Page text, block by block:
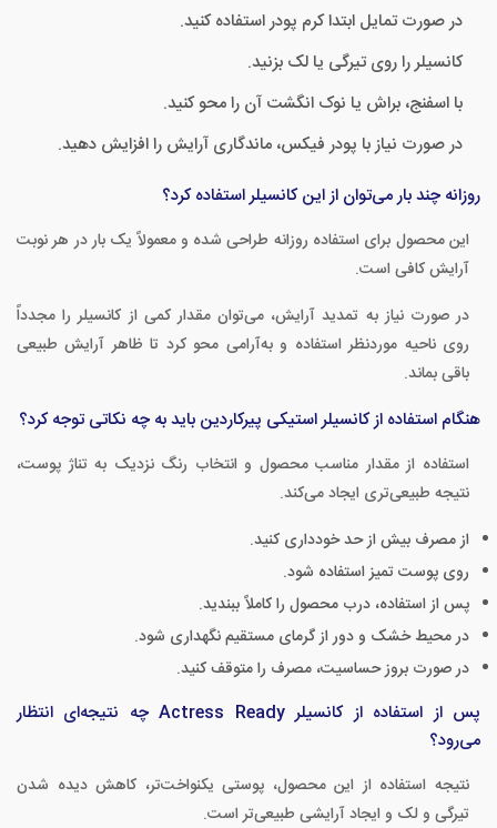
در صورت تمایل ابتدا کرم پودر استفاده کنید.
کانسیلر را روی تیرگی یا لک بزنید.
با اسفنج، براش یا نوک انگشت آن را محو کنید.
در صورت نیاز با پودر فیکس، ماندگاری آرایش را افزایش دهید.
روزانه چند بار می‌توان از این کانسیلر استفاده کرد؟
این محصول برای استفاده روزانه طراحی شده و معمولاً یک بار در هر نوبت
آرایش کافی است.
در صورت نیاز به تمدید آرایش، می‌توان مقدار کمی از کانسیلر را مجدداً
روی ناحیه موردنظر استفاده و به‌آرامی محو کرد تا ظاهر آرایش طبیعی
باقی بماند.
هنگام استفاده از کانسیلر استیکی پیرکاردین باید به چه نکاتی توجه کرد؟
استفاده از مقدار مناسب محصول و انتخاب رنگ نزدیک به تناژ پوست،
نتیجه طبیعی‌تری ایجاد می‌کند.
از مصرف بیش از حد خودداری کنید.
روی پوست تمیز استفاده شود.
پس از استفاده، درب محصول را کاملاً ببندید.
در محیط خشک و دور از گرمای مستقیم نگهداری شود.
در صورت بروز حساسیت، مصرف را متوقف کنید.
پس از استفاده از کانسیلر Actress Ready چه نتیجه‌ای انتظار
می‌رود؟
نتیجه استفاده از این محصول، پوستی یکنواخت‌تر، کاهش دیده شدن
تیرگی و لک و ایجاد آرایشی طبیعی‌تر است.